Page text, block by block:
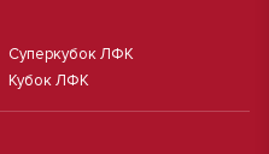
Суперкубок ЛФК
Кубок ЛФК